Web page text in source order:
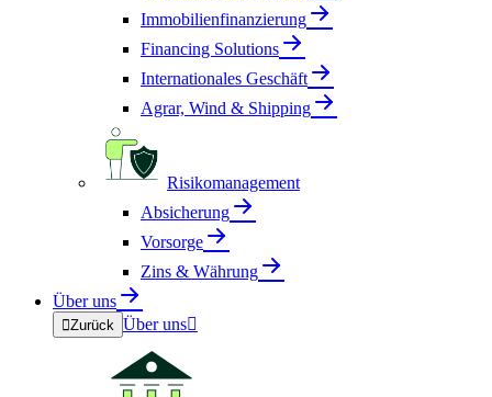
Immobilienfinanzierung
Financing Solutions
Internationales Geschäft
Agrar, Wind & Shipping
Risikomanagement
Absicherung
Vorsorge
Zins & Währung
Über uns
Zurück Über uns